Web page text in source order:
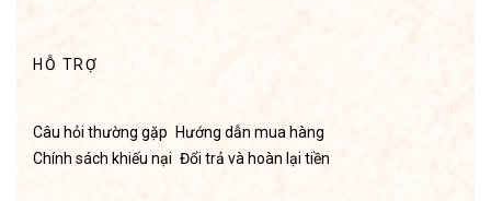
HỖ TRỢ
Câu hỏi thường gặp
Hướng dẫn mua hàng
Chính sách khiếu nại Đổi trả và hoàn lại tiền